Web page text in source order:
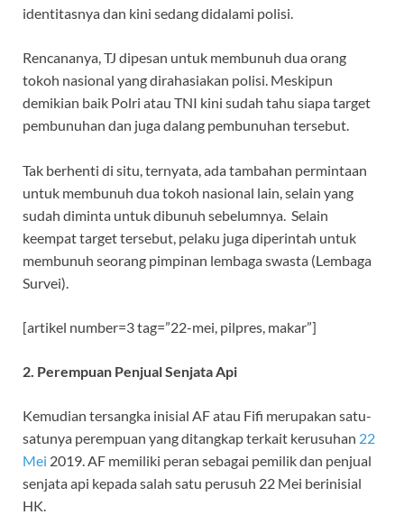
identitasnya dan kini sedang didalami polisi.
Rencananya, TJ dipesan untuk membunuh dua orang
tokoh nasional yang dirahasiakan polisi. Meskipun
demikian baik Polri atau TNI kini sudah tahu siapa target
pembunuhan dan juga dalang pembunuhan tersebut.
Tak berhenti di situ, ternyata, ada tambahan permintaan
untuk membunuh dua tokoh nasional lain, selain yang
sudah diminta untuk dibunuh sebelumnya. Selain
keempat target tersebut, pelaku juga diperintah untuk
membunuh seorang pimpinan lembaga swasta (Lembaga
Survei).
[artikel number=3 tag=”22-mei, pilpres, makar”]
2. Perempuan Penjual Senjata Api
Kemudian tersangka inisial AF atau Fifi merupakan satu-
satunya perempuan yang ditangkap terkait kerusuhan 22
Mei 2019. AF memiliki peran sebagai pemilik dan penjual
senjata api kepada salah satu perusuh 22 Mei berinisial
HK.